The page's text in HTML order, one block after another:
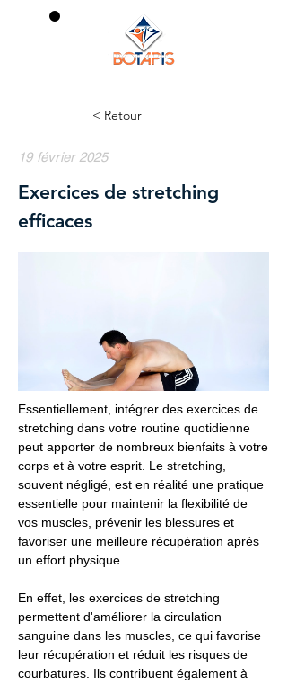
< Retour
19 février 2025
Exercices de stretching
efficaces
Essentiellement, intégrer des exercices de
stretching dans votre routine quotidienne
peut apporter de nombreux bienfaits à votre
corps et à votre esprit. Le stretching,
souvent négligé, est en réalité une pratique
essentielle pour maintenir la flexibilité de
vos muscles, prévenir les blessures et
favoriser une meilleure récupération après
un effort physique.
En effet, les exercices de stretching
permettent d'améliorer la circulation
sanguine dans les muscles, ce qui favorise
leur récupération et réduit les risques de
courbatures. Ils contribuent également à